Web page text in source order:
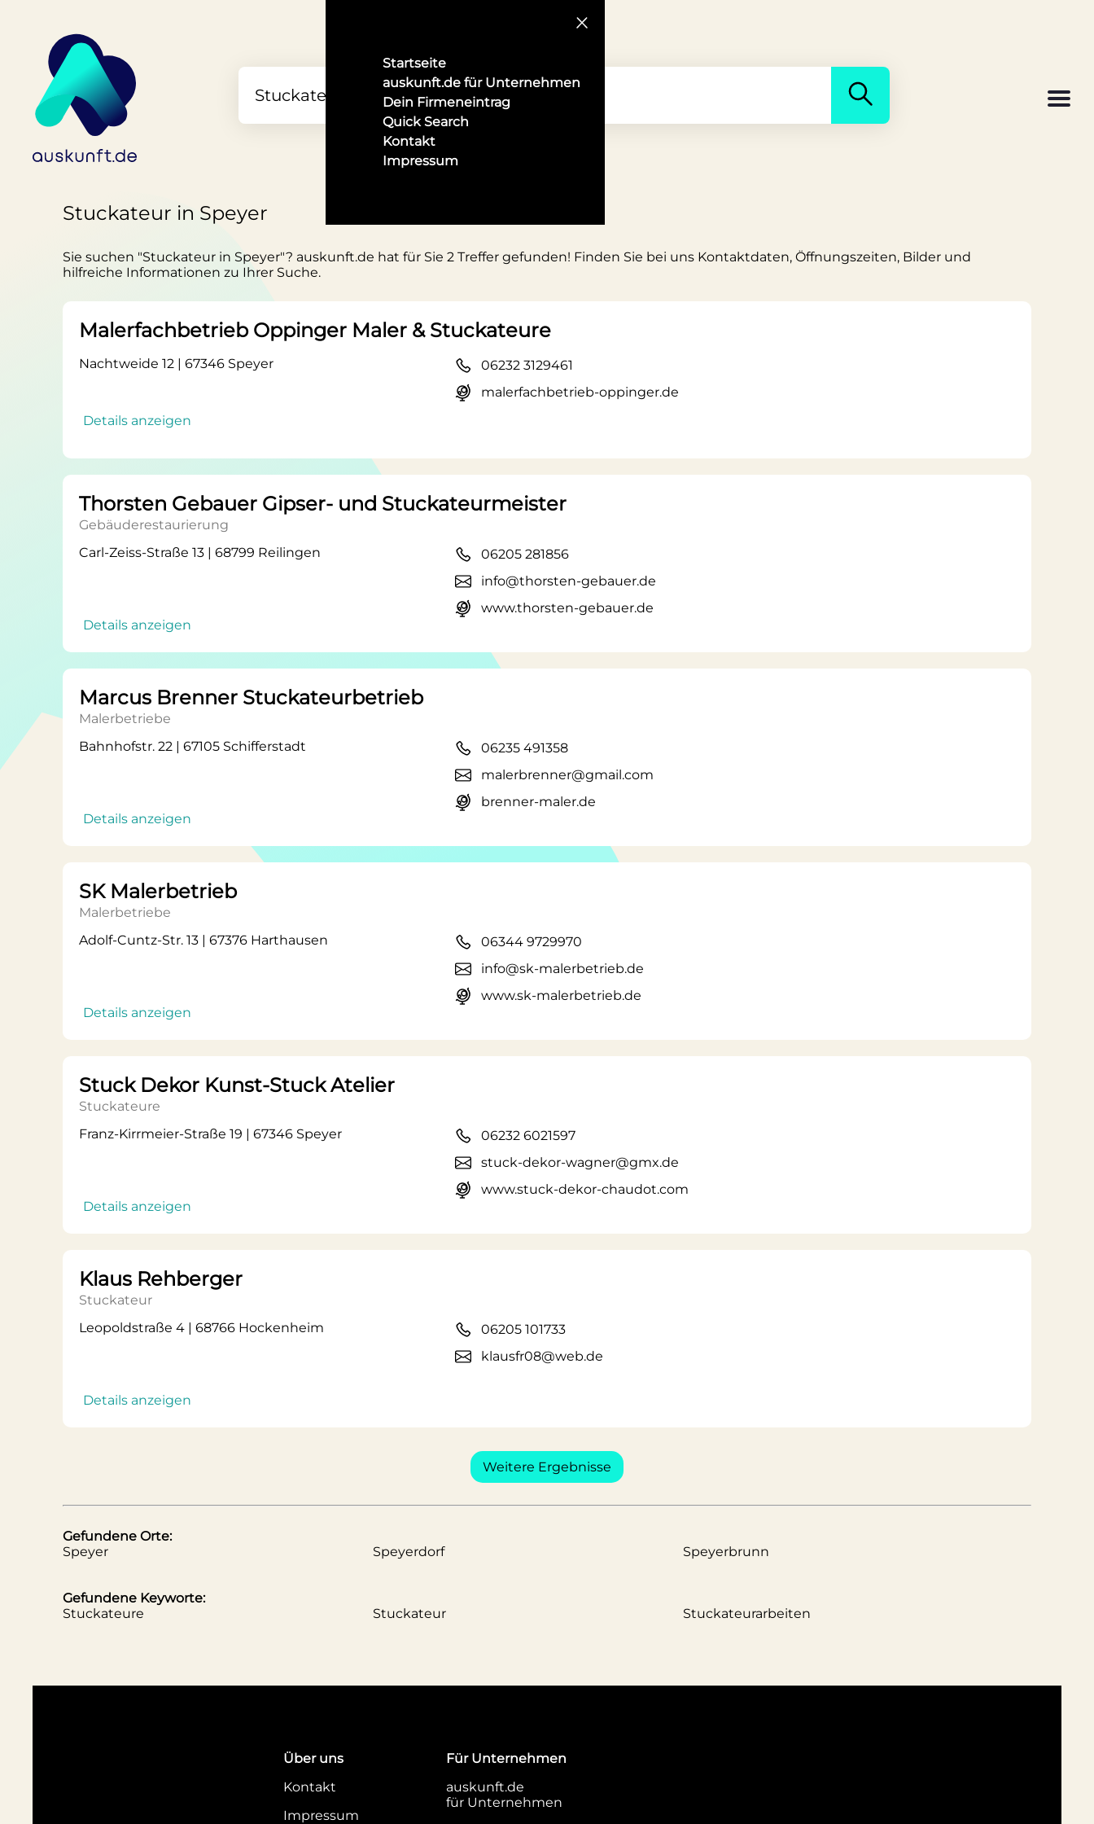
Startseite
auskunft.de für Unternehmen
Dein Firmeneintrag
Quick Search
Kontakt
Impressum
Stuckateur in Speyer
Sie suchen "Stuckateur in Speyer"? auskunft.de hat für Sie 2 Treffer gefunden! Finden Sie bei uns Kontaktdaten, Öffnungszeiten, Bilder und
hilfreiche Informationen zu Ihrer Suche.
Malerfachbetrieb Oppinger Maler & Stuckateure
Nachtweide 12 | 67346 Speyer
Details anzeigen
06232 3129461
malerfachbetrieb-oppinger.de
Thorsten Gebauer Gipser- und Stuckateurmeister
Gebäuderestaurierung
Carl-Zeiss-Straße 13 | 68799 Reilingen
Details anzeigen
06205 281856
info@thorsten-gebauer.de
www.thorsten-gebauer.de
Marcus Brenner Stuckateurbetrieb
Malerbetriebe
Bahnhofstr. 22 | 67105 Schifferstadt
Details anzeigen
06235 491358
malerbrenner@gmail.com
brenner-maler.de
SK Malerbetrieb
Malerbetriebe
Adolf-Cuntz-Str. 13 | 67376 Harthausen
Details anzeigen
06344 9729970
info@sk-malerbetrieb.de
www.sk-malerbetrieb.de
Stuck Dekor Kunst-Stuck Atelier
Stuckateure
Franz-Kirrmeier-Straße 19 | 67346 Speyer
Details anzeigen
06232 6021597
stuck-dekor-wagner@gmx.de
www.stuck-dekor-chaudot.com
Klaus Rehberger
Stuckateur
Leopoldstraße 4 | 68766 Hockenheim
Details anzeigen
06205 101733
klausfr08@web.de
Weitere Ergebnisse
Gefundene Orte:
Speyer
Speyerdorf Speyerbrunn
Gefundene Keyworte:
Stuckateure
Stuckateur Stuckateurarbeiten
Über uns
Kontakt
Impressum
Für Unternehmen
auskunft.de
für Unternehmen